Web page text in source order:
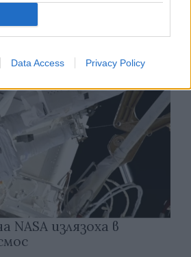
Data Access Privacy Policy
излязоха в